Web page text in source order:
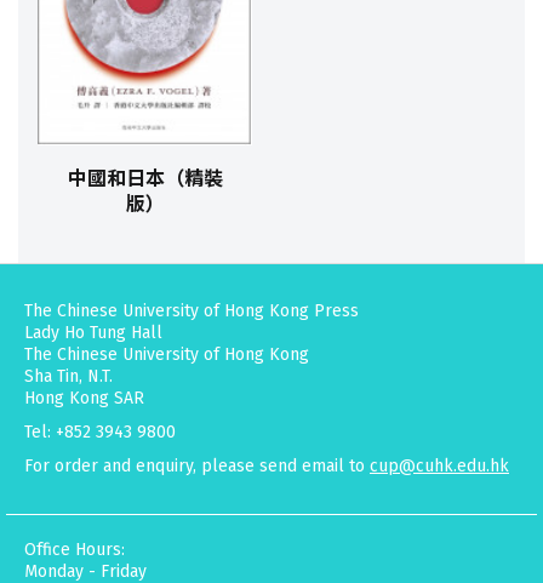
中國和日本（精裝
版）
The Chinese University of Hong Kong Press
Lady Ho Tung Hall
The Chinese University of Hong Kong
Sha Tin, N.T.
Hong Kong SAR
Tel: +852 3943 9800
For order and enquiry, please send email to cup@cuhk.edu.hk
Office Hours:
Monday - Friday